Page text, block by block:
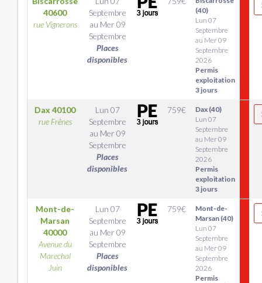
40600
rue Vignerons
Septembre
au Mer 09
Septembre
Places
disponibles
(40)
Lun 07
Septembre
au Mer 09
Septembre
2026
Permis
exploitation
3 jours
Dax 40100
rue Frênes
Lun 07
Septembre
au Mer 09
Septembre
Places
disponibles
759€
Dax (40)
Lun 07
Septembre
au Mer 09
Septembre
2026
Permis
exploitation
3 jours
Mont-de-
Marsan
40000
Avenue du
Marechal
Juin
Lun 07
Septembre
au Mer 09
Septembre
Places
disponibles
759€
Mont-de-
Marsan (40)
Lun 07
Septembre
au Mer 09
Septembre
2026
Permis